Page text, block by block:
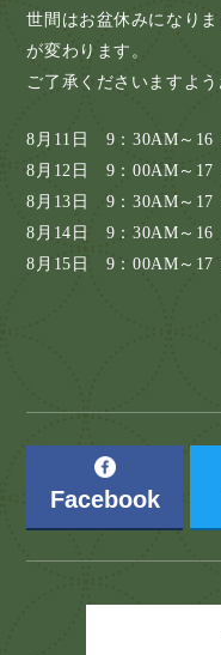
世間はお盆休みになり
が変わります。
ご了承くださいますよう
8月11日 9：30AM～16
8月12日 9：00AM～17
8月13日 9：30AM～17
8月14日 9：30AM～16
8月15日 9：00AM～17
Facebook